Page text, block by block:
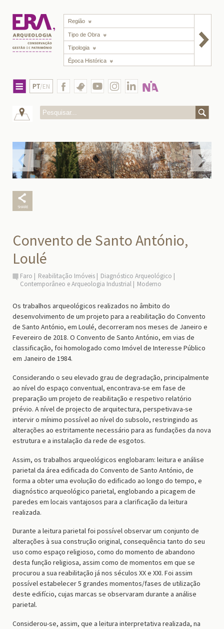
Região
Tipo de Obra
Tipologia
Época Histórica
PT/EN
Convento de Santo António,
Loulé
Faro Reabilitação Imóveis
Diagnóstico Arqueológico
Contemporâneo e Arqueologia Industrial
Moderno
Os trabalhos arqueológicos realizados no âmbito do
desenvolvimento de um projeto para a reabilitação do Convento
de Santo António, em Loulé, decorreram nos meses de Janeiro e
Fevereiro de 2018. O Convento de Santo António, em vias de
classificação, foi homologado como Imóvel de Interesse Público
em Janeiro de 1984.
Considerando o seu elevado grau de degradação, principalmente
ao nível do espaço conventual, encontrava-se em fase de
preparação um projeto de reabilitação e respetivo relatório
prévio. A nível de projecto de arquitectura, perspetivava-se
intervir o mínimo possível ao nível do subsolo, restringindo as
alterações ao estritamente necessário para as fundações da nova
estrutura e a instalação da rede de esgotos.
Assim, os trabalhos arqueológicos englobaram: leitura e análise
parietal da área edificada do Convento de Santo António, de
forma a obter uma evolução do edificado ao longo do tempo, e
diagnóstico arqueológico parietal, englobando a picagem de
paredes em locais vantajosos para a clarificação da leitura
realizada.
Durante a leitura parietal foi possível observar um conjunto de
alterações à sua construção original, consequência tanto do seu
uso como espaço religioso, como do momento de abandono
desta função religiosa, assim como de momentos em que se
procurou a sua reabilitação já nos séculos XX e XXI. Foi assim
possível estabelecer 5 grandes momentos/fases de utilização
deste edifício, cujas marcas se observaram durante a análise
parietal.
Considerou-se, assim, que a leitura interpretativa realizada, na